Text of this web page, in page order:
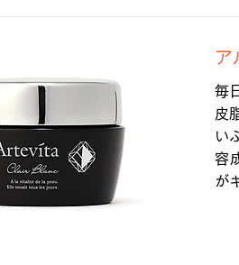
ア
毎
皮
い
容
が